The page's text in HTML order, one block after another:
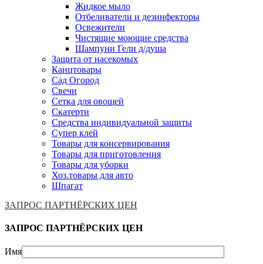
Жидкое мыло
Отбеливатели и дезинфекторы
Освежители
Чистящие моющие средства
Шампуни Гели д/душа
Защита от насекомых
Канцтовары
Сад Огород
Свечи
Сетка для овощей
Скатерти
Средства индивидуальной защиты
Супер клей
Товары для консервирования
Товары для приготовления
Товары для уборки
Хоз.товары для авто
Шпагат
ЗАПРОС ПАРТНЁРСКИХ ЦЕН
ЗАПРОС ПАРТНЁРСКИХ ЦЕН
Имя